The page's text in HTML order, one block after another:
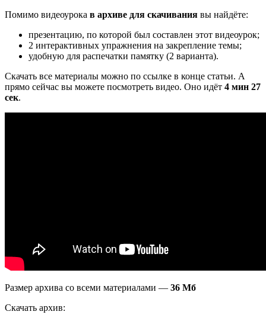
Помимо видеоурока в архиве для скачивания вы найдёте:
презентацию, по которой был составлен этот видеоурок;
2 интерактивных упражнения на закрепление темы;
удобную для распечатки памятку (2 варианта).
Скачать все материалы можно по ссылке в конце статьи. А
прямо сейчас вы можете посмотреть видео. Оно идёт 4 мин 27
сек.
Размер архива со всеми материалами — 36 Мб
Скачать архив: